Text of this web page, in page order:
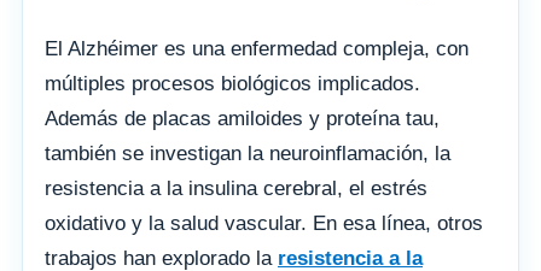
El Alzhéimer es una enfermedad compleja, con
múltiples procesos biológicos implicados.
Además de placas amiloides y proteína tau,
también se investigan la neuroinflamación, la
resistencia a la insulina cerebral, el estrés
oxidativo y la salud vascular. En esa línea, otros
trabajos han explorado la resistencia a la